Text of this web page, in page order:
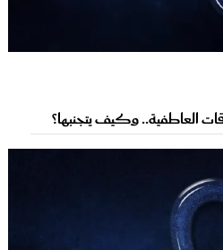
العاطفية.. وكيف يتجنبها؟